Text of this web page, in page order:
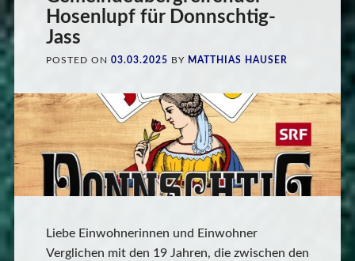
Hosenlupf für Donnschtig-
Jass
POSTED ON 03.03.2025 BY MATTHIAS HAUSER
Liebe Einwohnerinnen und Einwohner
Verglichen mit den 19 Jahren, die zwischen den